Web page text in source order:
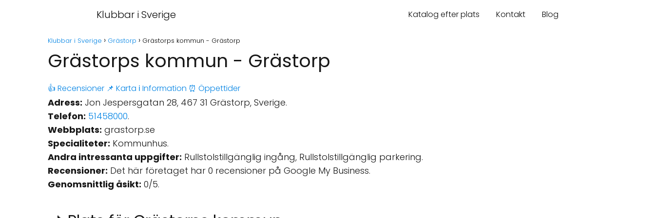
Klubbar i Sverige Katalog efter plats Kontakt Blog
Klubbar i Sverige Grästorp Grästorps kommun - Grästorp
Grästorps kommun - Grästorp
👍 Recensioner 📌 Karta ℹ️ Information ⏰ Öppettider
Adress: Jon Jespersgatan 28, 467 31 Grästorp, Sverige.
Telefon: 51458000.
Webbplats: grastorp.se
Specialiteter: Kommunhus.
Andra intressanta uppgifter: Rullstolstillgänglig ingång, Rullstolstillgänglig parkering.
Recensioner: Det här företaget har 0 recensioner på Google My Business.
Genomsnittlig åsikt: 0/5.